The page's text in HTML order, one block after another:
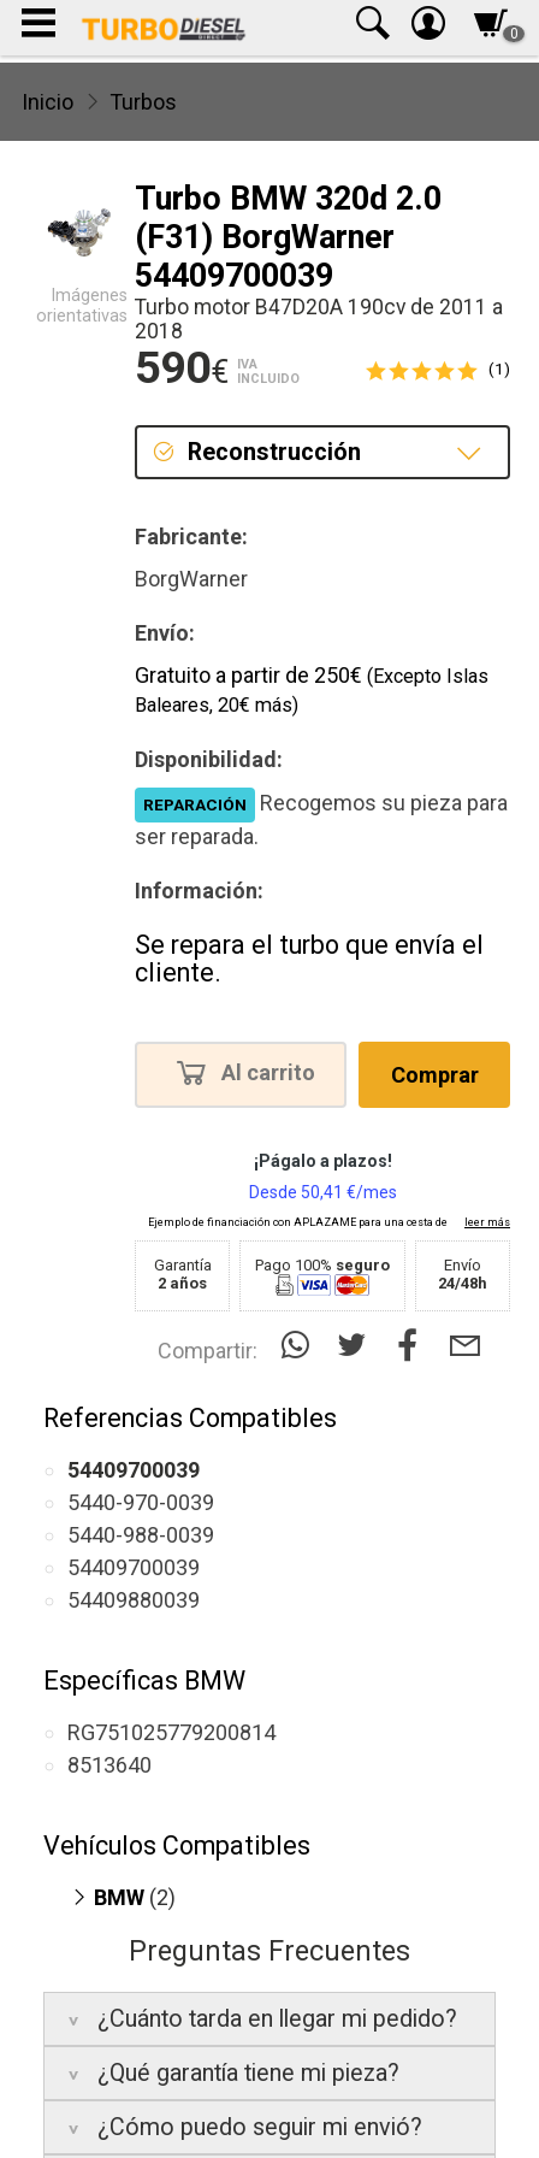
0
Inicio Turbos
Turbo BMW 320d 2.0
(F31) BorgWarner
54409700039
Turbo motor B47D20A 190cv de 2011 a
2018
590€
IVA
INCLUIDO
(1)
Reconstrucción
Nuevo
Fabricante:
BorgWarner
Envío:
Gratuito a partir de 250€ (Excepto Islas
Baleares, 20€ más)
Disponibilidad:
REPARACIÓN
Recogemos su pieza para
ser reparada.
Información:
Se repara el turbo que envía el
cliente.
Al carrito Comprar
Garantía
2 años
Pago 100% seguro
Envío
24/48h
Compartir:
Imágenes
orientativas
Referencias Compatibles
54409700039
5440-970-0039
5440-988-0039
54409700039
54409880039
Específicas BMW
RG751025779200814
8513640
Vehículos Compatibles
BMW (2)
B47D20A)
420d 2.0(F32 / F82, motor B47D20A)
Preguntas Frecuentes
¿Cuánto tarda en llegar mi pedido?
Península:Entregamos en un plazo
estimado de24 a 48 horas laborables, si
realizas tu pedido antes de las 17:00 h
¿Qué garantía tiene mi pieza?
La garantía varía según el tipo de producto:
¿Cómo puedo seguir mi envió?